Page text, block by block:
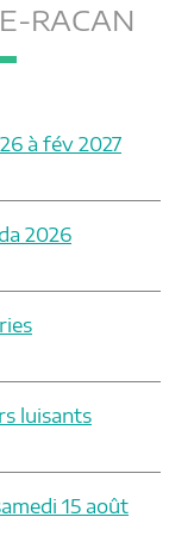
RACAN
à fév 2027
2026
luisants
15 août